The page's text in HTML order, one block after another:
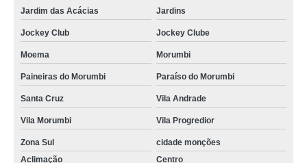
Jardim das Acácias Jardins
Jockey Club Jockey Clube
Moema Morumbi
Paineiras do Morumbi Paraíso do Morumbi
Santa Cruz Vila Andrade
Vila Morumbi Vila Progredior
Zona Sul
cidade monções
Aclimação
Centro